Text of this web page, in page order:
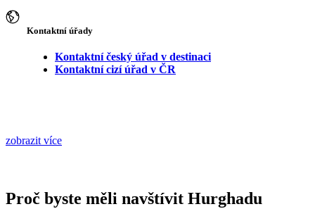
Kontaktní úřady
Kontaktní český úřad v destinaci
Kontaktní cizí úřad v ČR
zobrazit více
Proč byste měli navštívit Hurghadu